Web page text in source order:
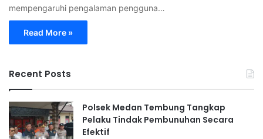
mempengaruhi pengalaman pengguna…
Read More »
Recent Posts
Polsek Medan Tembung Tangkap
Pelaku Tindak Pembunuhan Secara
Efektif